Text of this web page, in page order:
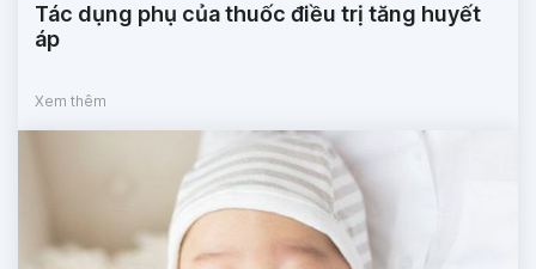
Tác dụng phụ của thuốc điều trị tăng huyết
áp
Xem thêm